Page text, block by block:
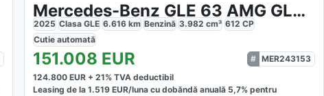
Mercedes-Benz GLE 63 AMG GLE 63 S 4M
2025 Clasa GLE 6.616km Benzină 3.982 cm³ 612 CP
Cutie automată
151.008 EUR
MER243153
124.800EUR + 21% TVA deductibil
Leasing de la 1.519EUR/lunacu dobăndă anuală 5,7% pentru